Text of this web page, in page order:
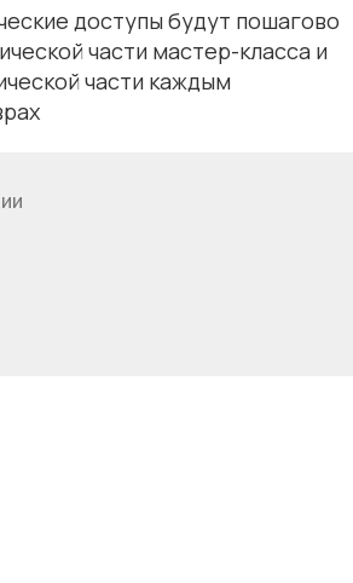
доступы будут пошагово
части мастер-класса и
части каждым